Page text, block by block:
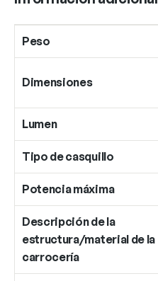
Peso
Dimensiones
Lumen
Tipo de casquillo
Potencia máxima
Descripción de la
estructura/material de la
carrocería